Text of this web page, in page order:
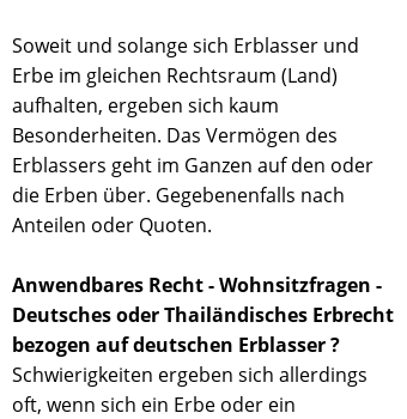
Soweit und solange sich Erblasser und
Erbe im gleichen Rechtsraum (Land)
aufhalten, ergeben sich kaum
Besonderheiten. Das Vermögen des
Erblassers geht im Ganzen auf den oder
die Erben über. Gegebenenfalls nach
Anteilen oder Quoten.
Anwendbares Recht - Wohnsitzfragen -
Deutsches oder Thailändisches Erbrecht
bezogen auf deutschen Erblasser ?
Schwierigkeiten ergeben sich allerdings
oft, wenn sich ein Erbe oder ein